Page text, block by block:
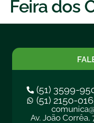
Feira dos
(51) 3599-
(51) 2150-
Av. João